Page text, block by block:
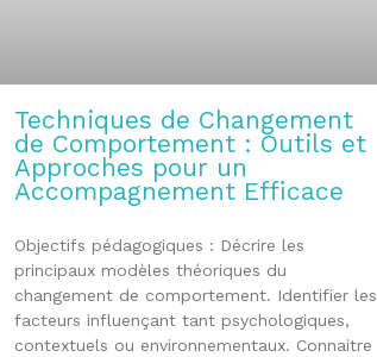
Techniques de Changement
de Comportement : Outils et
Approches pour un
Accompagnement Efficace
Objectifs pédagogiques : Décrire les
principaux modèles théoriques du
changement de comportement. Identifier les
facteurs influençant tant psychologiques,
contextuels ou environnementaux. Connaitre